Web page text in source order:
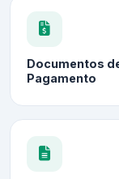
Documentos
Pagamento